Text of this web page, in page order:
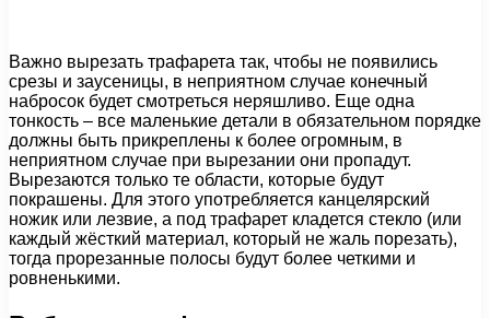
Важно вырезать трафарета так, чтобы не появились
срезы и заусеницы, в неприятном случае конечный
набросок будет смотреться неряшливо. Еще одна
тонкость – все маленькие детали в обязательном порядке
должны быть прикреплены к более огромным, в
неприятном случае при вырезании они пропадут.
Вырезаются только те области, которые будут
покрашены. Для этого употребляется канцелярский
ножик или лезвие, а под трафарет кладется стекло (или
каждый жёсткий материал, который не жаль порезать),
тогда прорезанные полосы будут более четкими и
ровненькими.